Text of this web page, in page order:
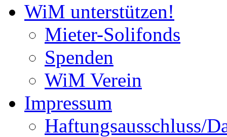
WiM unterstützen!
Mieter-Solifonds
Spenden
WiM Verein
Impressum
Haftungsausschluss/